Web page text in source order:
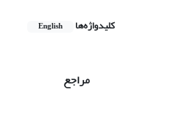
کلیدواژه‌ها English
مراجع